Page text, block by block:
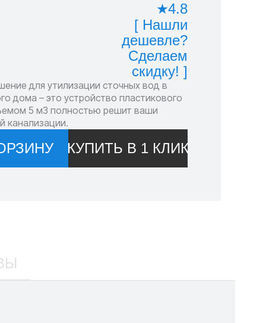
4.8
[ Нашли
дешевле?
Сделаем
скидку! ]
для утилизации сточных вод в
дома – это устройство пластикового
5 м3 полностью решит ваши
канализации.
КУПИТЬ В 1 КЛИК